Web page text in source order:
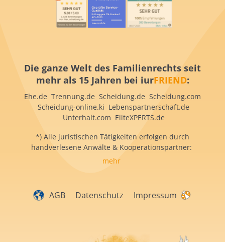
Die ganze Welt des Familienrechts seit
mehr als 15 Jahren bei iurFRIEND:
Ehe.de Trennung.de Scheidung.de Scheidung.com
Scheidung-online.ki Lebenspartnerschaft.de
Unterhalt.com EliteXPERTS.de
*) Alle juristischen Tätigkeiten erfolgen durch
handverlesene Anwälte & Kooperationspartner:
mehr
AGB Datenschutz Impressum